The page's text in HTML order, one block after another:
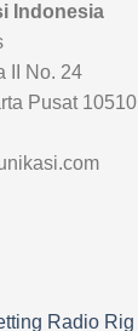
Indonesia
II No. 24
Pusat 10510
Radio Rig